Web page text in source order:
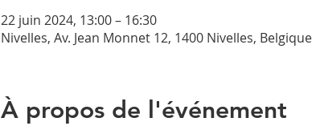
22 juin 2024, 13:00 – 16:30
Nivelles, Av. Jean Monnet 12, 1400 Nivelles, Belgique
À propos de l'événement